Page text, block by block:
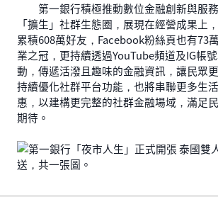
第一銀行積極推動數位金融創新與服
「擴生」社群生態圈，展現在經營成果上
累積608萬好友，Facebook粉絲頁也有73
業之冠，更持續透過YouTube頻道及IG帳
動，傳遞活潑且趣味的金融資訊，讓民眾
持續優化社群平台功能，也將串聯更多生
惠，以建構更完整的社群金融場域，滿足
期待。